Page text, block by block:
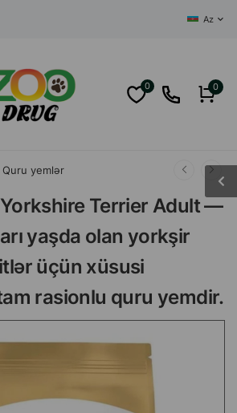
Az
0 0
Quru yemlər
Terrier Adult —
yaşda olan yorkşir
üçün xüsusi
rasionlu quru yemdir.